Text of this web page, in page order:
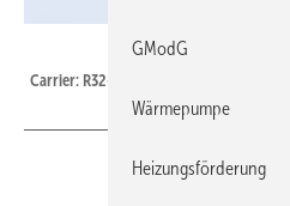
Carrier: R32-Split-Systeme für
GModG
Wärmepumpe
Heizungsförderung